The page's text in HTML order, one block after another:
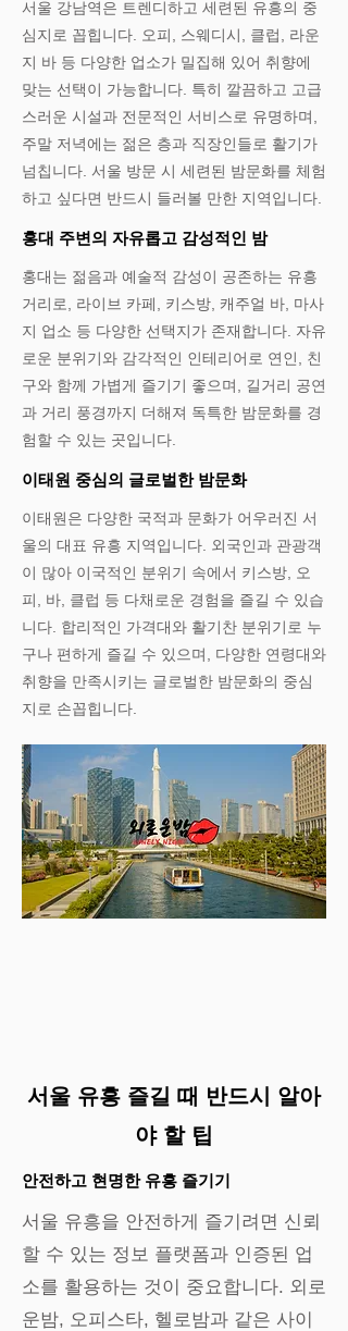
서울 강남역은 트렌디하고 세련된 유흥의 중
심지로 꼽힙니다. 오피, 스웨디시, 클럽, 라운
지 바 등 다양한 업소가 밀집해 있어 취향에
맞는 선택이 가능합니다. 특히 깔끔하고 고급
스러운 시설과 전문적인 서비스로 유명하며,
주말 저녁에는 젊은 층과 직장인들로 활기가
넘칩니다. 서울 방문 시 세련된 밤문화를 체험
하고 싶다면 반드시 들러볼 만한 지역입니다.
홍대 주변의 자유롭고 감성적인 밤
홍대는 젊음과 예술적 감성이 공존하는 유흥
거리로, 라이브 카페, 키스방, 캐주얼 바, 마사
지 업소 등 다양한 선택지가 존재합니다. 자유
로운 분위기와 감각적인 인테리어로 연인, 친
구와 함께 가볍게 즐기기 좋으며, 길거리 공연
과 거리 풍경까지 더해져 독특한 밤문화를 경
험할 수 있는 곳입니다.
이태원 중심의 글로벌한 밤문화
이태원은 다양한 국적과 문화가 어우러진 서
울의 대표 유흥 지역입니다. 외국인과 관광객
이 많아 이국적인 분위기 속에서 키스방, 오
피, 바, 클럽 등 다채로운 경험을 즐길 수 있습
니다. 합리적인 가격대와 활기찬 분위기로 누
구나 편하게 즐길 수 있으며, 다양한 연령대와
취향을 만족시키는 글로벌한 밤문화의 중심
지로 손꼽힙니다.
서울 유흥 즐길 때 반드시 알아
야 할 팁
안전하고 현명한 유흥 즐기기
서울 유흥을 안전하게 즐기려면 신뢰
할 수 있는 정보 플랫폼과 인증된 업
소를 활용하는 것이 중요합니다. 외로
운밤, 오피스타, 헬로밤과 같은 사이